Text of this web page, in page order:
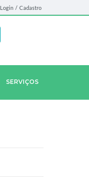
Login / Cadastro
SERVIÇOS